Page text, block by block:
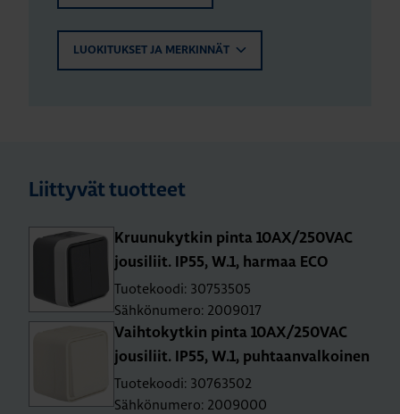
LUOKITUKSET JA MERKINNÄT
Liittyvät tuotteet
Kruu­nu­kyt­kin pinta 10AX/250­VAC
jousi­liit. IP55, W.1, har­maa ECO
Tuotekoodi: 30753505
Sähkönumero: 2009017
Vaih­to­kyt­kin pinta 10AX/250­VAC
jousi­liit. IP55, W.1, puh­taan­val­koi­nen
Tuotekoodi: 30763502
Sähkönumero: 2009000